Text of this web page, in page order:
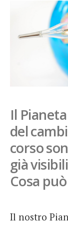
Contatti
Spanish
French
Italiano
news ed eventi
ecohotel
rassegna stampa
Il
del
corso
già
Cosa
Il nostro